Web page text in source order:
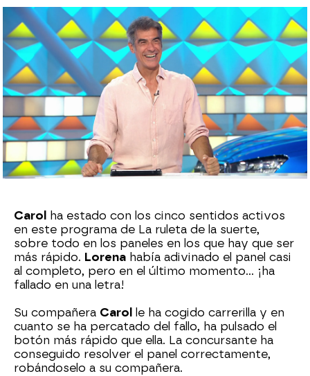
Azahar Flores
Publicado: 23 de octubre de 2024, 14:45
WhatsappFacebook
X Flipboard
Carol
ha estado con los cinco sentidos activos
en este programa de La ruleta de la suerte,
sobre todo en los paneles en los que hay que ser
más rápido. Lorena había adivinado el panel casi
al completo, pero en el último momento… ¡ha
fallado en una letra!
Su compañera Carol
le ha cogido carrerilla y en
cuanto se ha percatado del fallo, ha pulsado el
botón más rápido que ella. La concursante ha
conseguido resolver el panel correctamente,
robándoselo a su compañera.